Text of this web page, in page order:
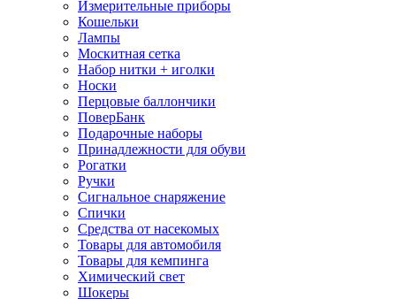
Измерительные приборы
Кошельки
Лампы
Москитная сетка
Набор нитки + иголки
Носки
Перцовые баллончики
ПоверБанк
Подарочные наборы
Принадлежности для обуви
Рогатки
Ручки
Сигнальное снаряжение
Спички
Средства от насекомых
Товары для автомобиля
Товары для кемпинга
Химический свет
Шокеры